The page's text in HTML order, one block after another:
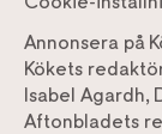
Annonsera på
Kökets
Isabel Agardh,
Aftonbladets